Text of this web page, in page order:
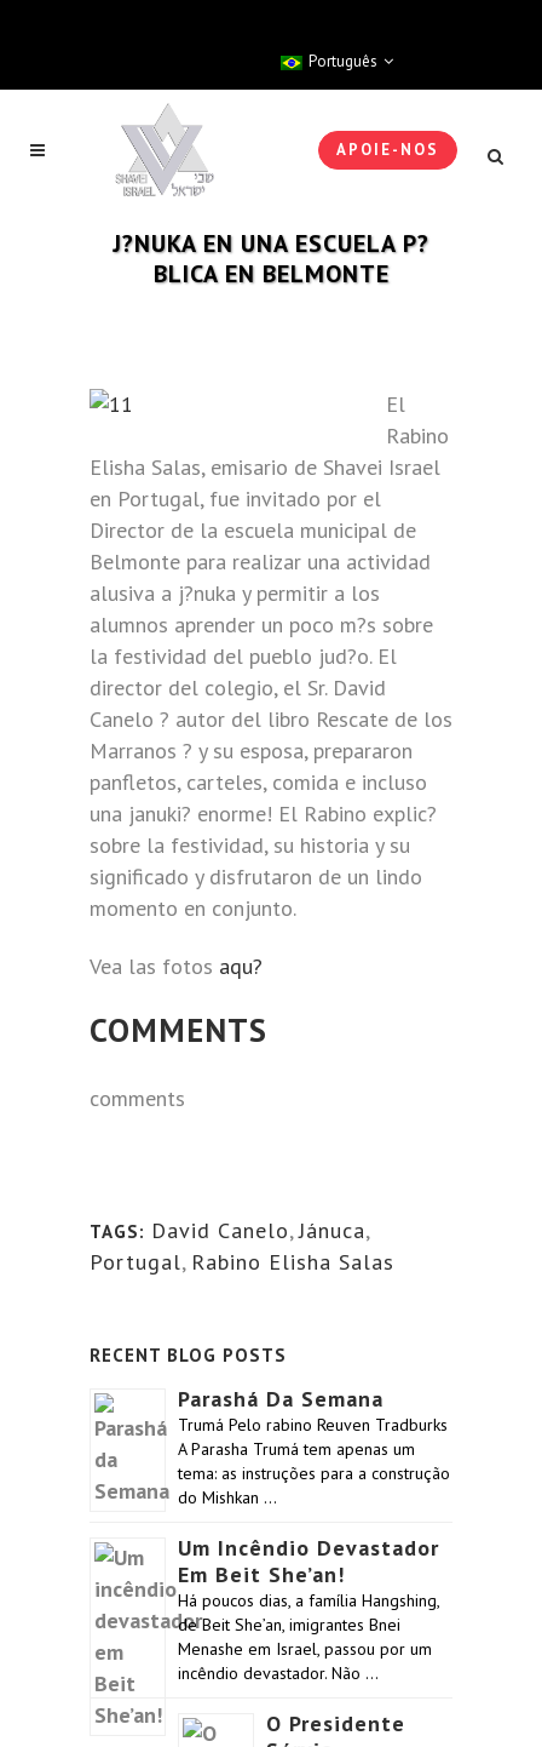
Português
APOIE-NOS
J?NUKA EN UNA ESCUELA P?
BLICA EN BELMONTE
El
Rabino
Elisha Salas, emisario de Shavei Israel
en Portugal, fue invitado por el
Director de la escuela municipal de
Belmonte para realizar una actividad
alusiva a j?nuka y permitir a los
alumnos aprender un poco m?s sobre
la festividad del pueblo jud?o. El
director del colegio, el Sr. David
Canelo ? autor del libro Rescate de los
Marranos ? y su esposa, prepararon
panfletos, carteles, comida e incluso
una januki? enorme! El Rabino explic?
sobre la festividad, su historia y su
significado y disfrutaron de un lindo
momento en conjunto.
Vea las fotos aqu?
COMMENTS
comments
TAGS: David Canelo,Jánuca,
Portugal, Rabino Elisha Salas
RECENT BLOG POSTS
Parashá Da Semana
Trumá Pelo rabino Reuven Tradburks
A Parasha Trumá tem apenas um
tema: as instruções para a construção
do Mishkan …
Um Incêndio Devastador
Em Beit She’an!
Há poucos dias, a família Hangshing,
de Beit She’an, imigrantes Bnei
Menashe em Israel, passou por um
incêndio devastador. Não …
O Presidente